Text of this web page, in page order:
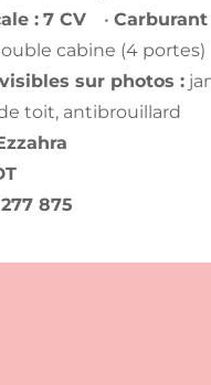
: 7 CV • Carburant
cabine (4 portes)
sur photos :
toit, antibrouillard
277 875